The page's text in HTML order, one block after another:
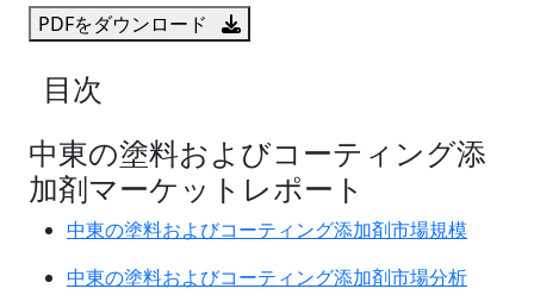
PDFをダウンロード
目次
中東の塗料およびコーティング添
加剤マーケットレポート
中東の塗料およびコーティング添加剤市場規模
中東の塗料およびコーティング添加剤市場分析